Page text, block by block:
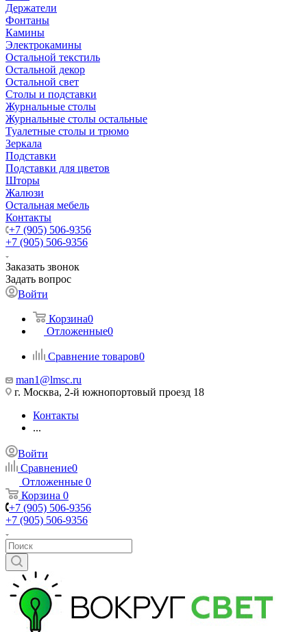
Держатели
Фонтаны
Камины
Электрокамины
Остальной текстиль
Остальной декор
Остальной свет
Столы и подставки
Журнальные столы
Журнальные столы остальные
Туалетные столы и трюмо
Зеркала
Подставки
Подставки для цветов
Шторы
Жалюзи
Остальная мебель
Контакты
+7 (905) 506-9356
+7 (905) 506-9356
Заказать звонок
Задать вопрос
Войти
Корзина0
Отложенные0
Сравнение товаров0
man1@lmsc.ru
г. Москва, 2-й южнопортовый проезд 18
Контакты
...
Войти
Сравнение0
Отложенные 0
Корзина 0
+7 (905) 506-9356
+7 (905) 506-9356